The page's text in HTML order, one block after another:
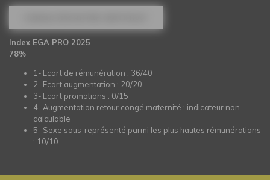
Index EGA PRO 2025
78%
1- Ecart de rémunération : 36/40
2- Ecart augmentation : 20/20
3- Ecart promotions : 0/15
4- Augmentation retour congé maternité : indicateur non
calculable
5- Sexe sous-représenté parmi les plus hautes rémunérations
: 10/10